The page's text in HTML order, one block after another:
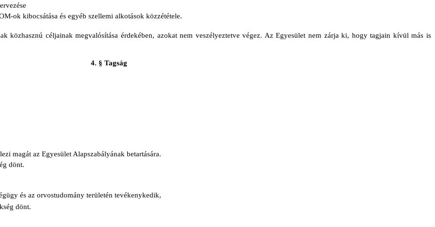
ok kibocsátása és egyéb szellemi alkotások közzététele.
közhasznú céljainak megvalósítása érdekében, azokat nem veszélyeztetve végez. Az Egyesület nem zárja ki, hogy tagjain kívül más is
4. § Tagság
magát az Egyesület Alapszabályának betartására.
dönt.
és az orvostudomány területén tevékenykedik,
dönt.